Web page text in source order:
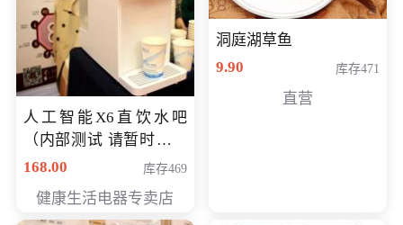
人工智能X6直饮水吧
（内部测试 请暂时不要
购买）
168.00 库存469
健康生活电器专卖店
洞庭湖草鱼
9.90
库存471
直营